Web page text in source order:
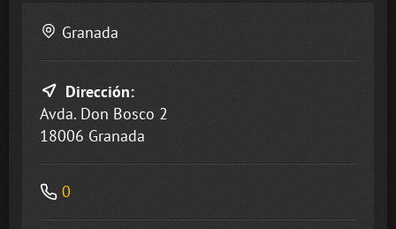
Granada
Dirección:
Avda. Don Bosco 2
18006 Granada
0